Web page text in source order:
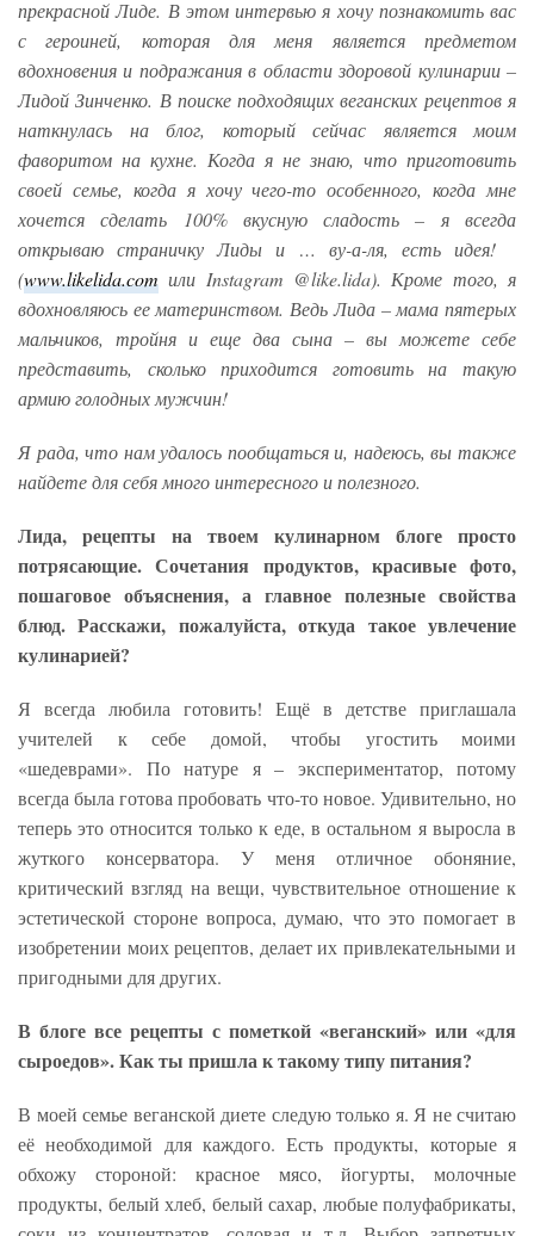
прекрасной Лиде. В этом интервью я хочу познакомить вас
с героиней, которая для меня является предметом
вдохновения и подражания в области здоровой кулинарии –
Лидой Зинченко. В поиске подходящих веганских рецептов я
наткнулась на блог, который сейчас является моим
фаворитом на кухне. Когда я не знаю, что приготовить
своей семье, когда я хочу чего-то особенного, когда мне
хочется сделать 100% вкусную сладость – я всегда
открываю страничку Лиды и … ву-а-ля, есть идея!
(www.likelida.com или Instagram @like.lida). Кроме того, я
вдохновляюсь ее материнством. Ведь Лида – мама пятерых
мальчиков, тройня и еще два сына – вы можете себе
представить, сколько приходится готовить на такую
армию голодных мужчин!
Я рада, что нам удалось пообщаться и, надеюсь, вы также
найдете для себя много интересного и полезного.
Лида, рецепты на твоем кулинарном блоге просто
потрясающие. Сочетания продуктов, красивые фото,
пошаговое объяснения, а главное полезные свойства
блюд. Расскажи, пожалуйста, откуда такое увлечение
кулинарией?
Я всегда любила готовить! Ещё в детстве приглашала
учителей к себе домой, чтобы угостить моими
«шедеврами». По натуре я – экспериментатор, потому
всегда была готова пробовать что-то новое. Удивительно, но
теперь это относится только к еде, в остальном я выросла в
жуткого консерватора. У меня отличное обоняние,
критический взгляд на вещи, чувствительное отношение к
эстетической стороне вопроса, думаю, что это помогает в
изобретении моих рецептов, делает их привлекательными и
пригодными для других.
В блоге все рецепты с пометкой «веганский» или «для
сыроедов». Как ты пришла к такому типу питания?
В моей семье веганской диете следую только я. Я не считаю
её необходимой для каждого. Есть продукты, которые я
обхожу стороной: красное мясо, йогурты, молочные
продукты, белый хлеб, белый сахар, любые полуфабрикаты,